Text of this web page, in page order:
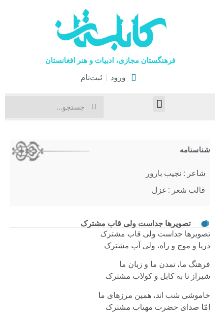
فرهنگستان مجازی، ادبیات و هنر افغانستان
ورود ثبت‌نام
تصویرها جداست ولی قاب مشترک
تصویرها جداست ولی قاب مشترک
دریا و موج و راه، ولی آب مشترک
فرهنگ ما، تمدن ما و زبان ما
شیراز تا به کابل و کولاب مشترک
خاموشی شب اند، همین مرزهای ما
امّا صدای حضرت مهتاب مشترک
شناسنامه
شاعر : نجیب بارور
قالب شعر : غزل